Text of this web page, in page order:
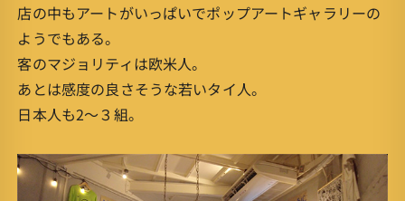
店の中もアートがいっぱいでポップアートギャラリーの
ようでもある。
客のマジョリティは欧米人。
あとは感度の良さそうな若いタイ人。
日本人も2〜３組。